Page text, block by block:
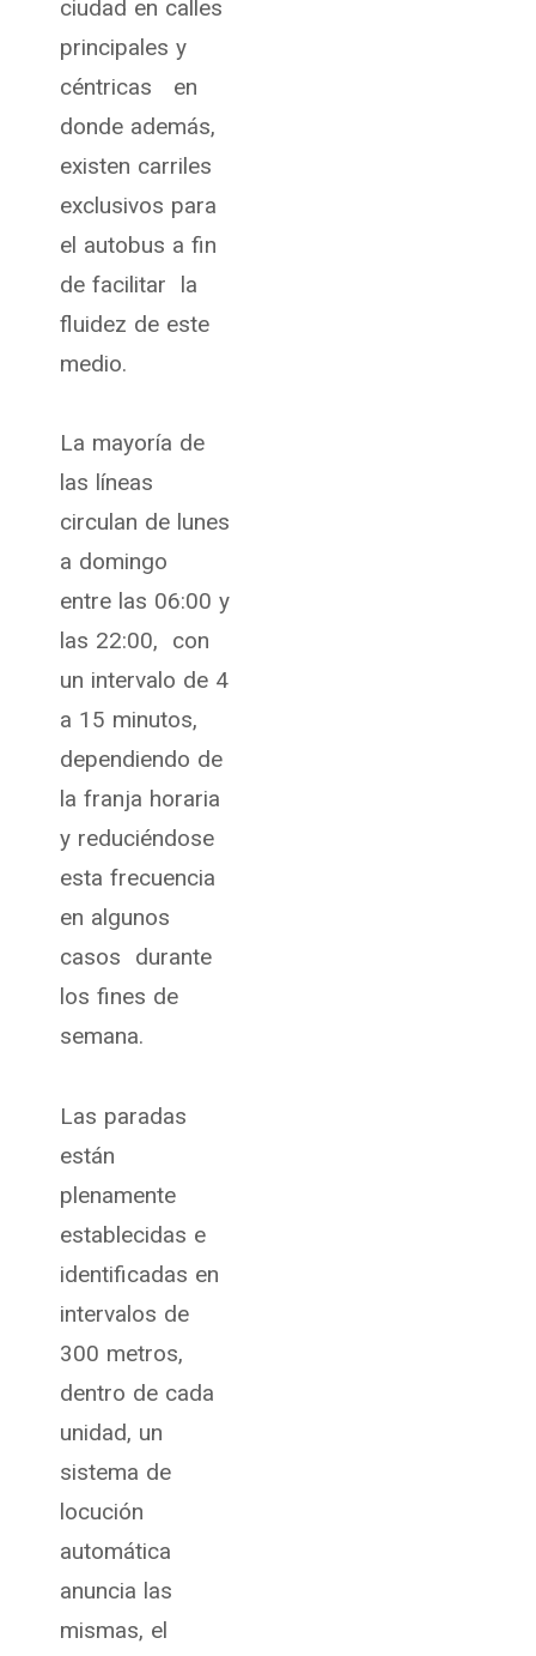
ciudad en calles
principales y
céntricas en
donde además,
existen carriles
exclusivos para
el autobus a fin
de facilitar la
fluidez de este
medio.
La mayoría de
las líneas
circulan de lunes
a domingo
entre las 06:00 y
las 22:00, con
un intervalo de 4
a 15 minutos,
dependiendo de
la franja horaria
y reduciéndose
esta frecuencia
en algunos
casos durante
los fines de
semana.
Las paradas
están
plenamente
establecidas e
identificadas en
intervalos de
300 metros,
dentro de cada
unidad, un
sistema de
locución
automática
anuncia las
mismas, el